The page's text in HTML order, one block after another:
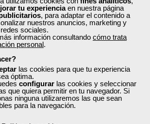
tu experienciaen nuestra página
, para adaptar el contenido a
nuestros anuncios, marketing y
sociales.
información consultando cómo trata
personal.
las cookies para que tu experiencia
óptima.
configurar las cookies y seleccionar
que quiera permitir en tu navegador. Si
ninguna utilizaremos las que sean
para la navegación.
(82)